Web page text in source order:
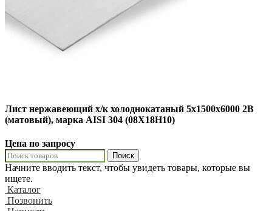
Лист нержавеющий х/к холоднокатаный 5х1500х6000 2B
(матовый), марка AISI 304 (08Х18Н10)
Цена по запросу
Поиск
Начните вводить текст, чтобы увидеть товары, которые вы
ищете.
Каталог
Позвонить